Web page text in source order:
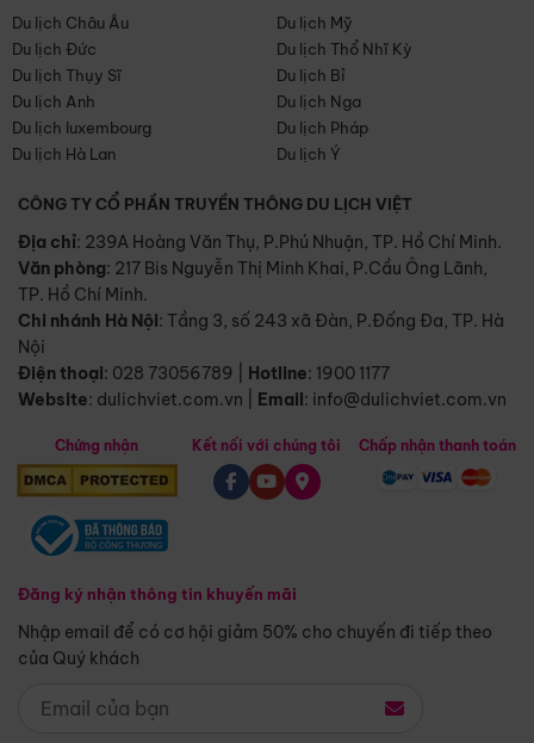
Du lịch Châu Âu
Du lịch Mỹ
Du lịch Đức
Du lịch Thổ Nhĩ Kỳ
Du lịch Thụy Sĩ
Du lịch Bỉ
Du lịch Anh
Du lịch Nga
Du lịch luxembourg
Du lịch Pháp
Du lịch Hà Lan
Du lịch Ý
CÔNG TY CỔ PHẦN TRUYỀN THÔNG DU LỊCH VIỆT
Địa chỉ: 239A Hoàng Văn Thụ, P.Phú Nhuận, TP. Hồ Chí Minh.
Văn phòng: 217 Bis Nguyễn Thị Minh Khai, P.Cầu Ông Lãnh,
TP. Hồ Chí Minh.
Chi nhánh Hà Nội: Tầng 3, số 243 xã Đàn, P.Đống Đa, TP. Hà
Nội
Điện thoại: 028 73056789 Hotline: 1900 1177
Website: dulichviet.com.vn Email: info@dulichviet.com.vn
Chứng nhận
Đăng ký nhận thông tin khuyến mãi
Nhập email để có cơ hội giảm 50% cho chuyến đi tiếp theo
của Quý khách
Kết nối với chúng tôi Chấp nhận thanh toán